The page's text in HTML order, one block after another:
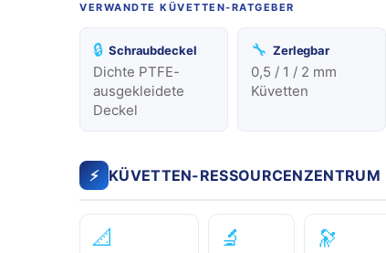
VERWANDTE KÜVETTEN-RATGEBER
🔒 Schraubdeckel
Dichte PTFE-
ausgekleidete
Deckel
🔧 Zerlegbar
0,5 / 1 / 2 mm
Küvetten
⚡ KÜVETTEN-RESSOURCENZENTRUM
📐 🔬 🔭